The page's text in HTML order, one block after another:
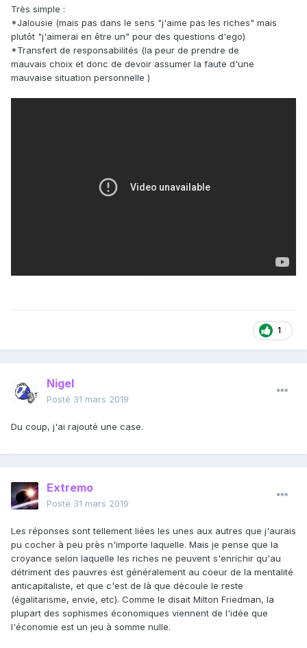
Très simple :
*Jalousie (mais pas dans le sens "j'aime pas les riches" mais
plutôt "j'aimerai en être un" pour des questions d'ego)
*Transfert de responsabilités (la peur de prendre de
mauvais choix et donc de devoir assumer la faute d'une
mauvaise situation personnelle )
1
Nigel
Posté 31 mars 2019
Du coup, j'ai rajouté une case.
Extremo
Posté 31 mars 2019
Les réponses sont tellement liées les unes aux autres que j'aurais
pu cocher à peu près n'importe laquelle. Mais je pense que la
croyance selon laquelle les riches ne peuvent s'enrichir qu'au
détriment des pauvres est généralement au coeur de la mentalité
anticapitaliste, et que c'est de là que découle le reste
(égalitarisme, envie, etc). Comme le disait Milton Friedman, la
plupart des sophismes économiques viennent de l'idée que
l'économie est un jeu à somme nulle.